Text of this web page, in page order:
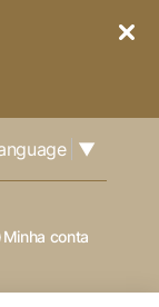
▼
Minha conta